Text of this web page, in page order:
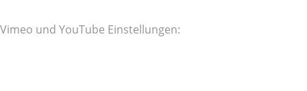
Vimeo und YouTube Einstellungen: